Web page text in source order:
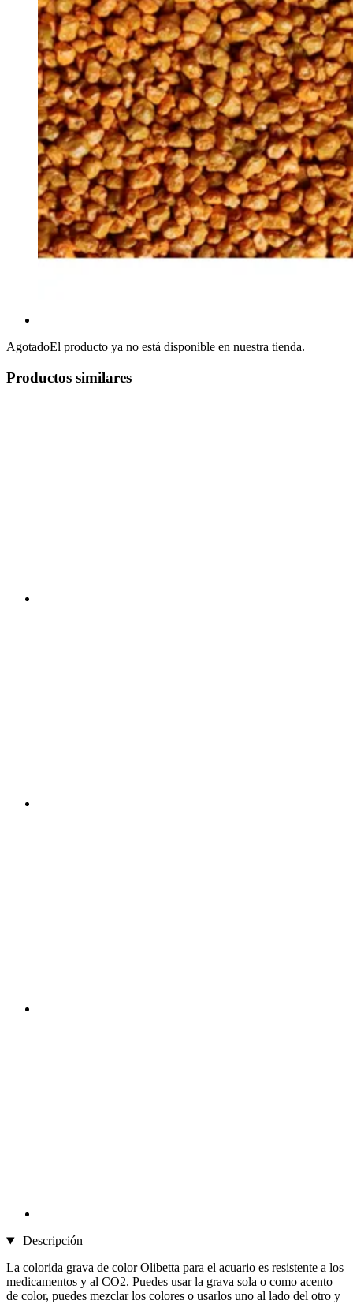
AgotadoEl producto ya no está disponible en nuestra tienda.
Productos similares
Descripción
La colorida grava de color Olibetta para el acuario es resistente a los
medicamentos y al CO2. Puedes usar la grava sola o como acento
de color, puedes mezclar los colores o usarlos uno al lado del otro y